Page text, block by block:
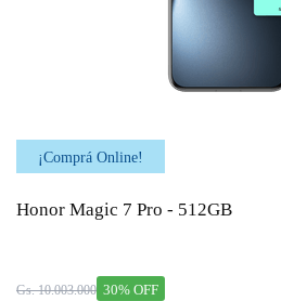
¡Comprá Online!
Honor Magic 7 Pro - 512GB
30% OFF
Gs. 10.003.000